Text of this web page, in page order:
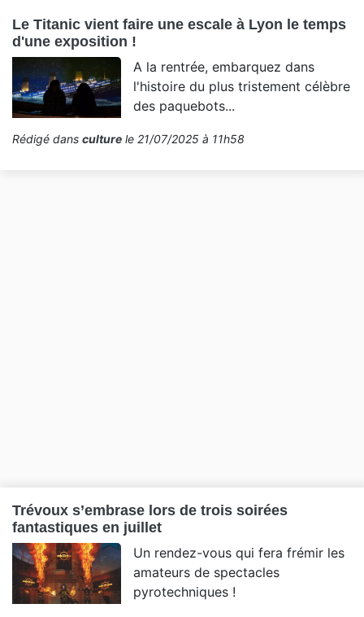
Le Titanic vient faire une escale à Lyon le temps
d'une exposition !
A la rentrée, embarquez dans
l'histoire du plus tristement célèbre
des paquebots...
Rédigé dans culture le 21/07/2025 à 11h58
Trévoux s’embrase lors de trois soirées
fantastiques en juillet
Un rendez-vous qui fera frémir les
amateurs de spectacles
pyrotechniques !